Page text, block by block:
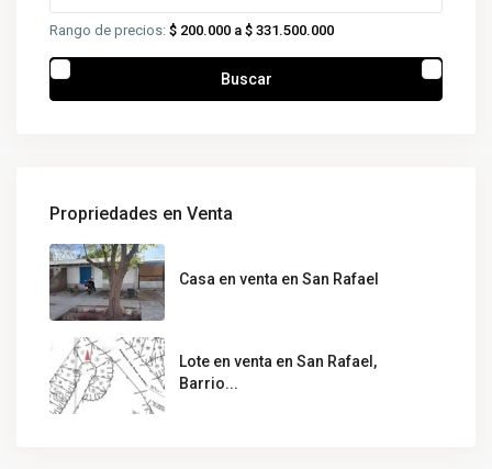
Rango de precios: $ 200.000 a $ 331.500.000
Buscar
Propriedades en Venta
Casa en venta en San Rafael
Lote en venta en San Rafael,
Barrio...